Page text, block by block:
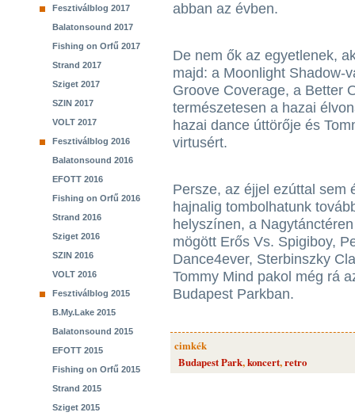
Fesztiválblog 2017
Balatonsound 2017
Fishing on Orfű 2017
Strand 2017
Sziget 2017
SZIN 2017
VOLT 2017
Fesztiválblog 2016
Balatonsound 2016
EFOTT 2016
Fishing on Orfű 2016
Strand 2016
Sziget 2016
SZIN 2016
VOLT 2016
Fesztiválblog 2015
B.My.Lake 2015
Balatonsound 2015
EFOTT 2015
Fishing on Orfű 2015
Strand 2015
Sziget 2015
abban az évben.
De nem ők az egyetlenek,
majd: a Moonlight Shadow-
Groove Coverage, a Better
természetesen a hazai
hazai dance úttörője és
virtusért.
Persze, az éjjel ezúttal sem
hajnalig tombolhatunk
helyszínen, a
mögött Erős Vs. Spigiboy,
Dance4ever, Sterbinszky
Tommy Mind pakol még rá
Budapest Parkban.
cimkék
Budapest Park,koncert,retro